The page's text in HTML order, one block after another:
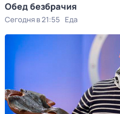
Обед безбрачия
Сегодня в 21:55 Еда